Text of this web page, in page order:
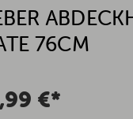
76CM
€*